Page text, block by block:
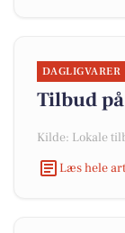
DAGLIGVARER
Tilbud
Kilde: Lokale
Læs hele